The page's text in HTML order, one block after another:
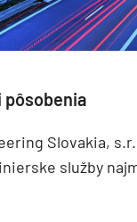
pôsobenia
Slovakia,
služby